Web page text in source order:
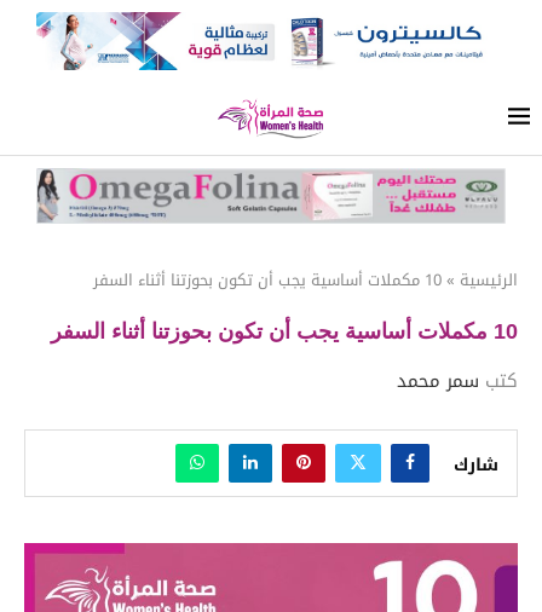
الرئيسية »10 مكملات أساسية يجب أن تكون بحوزتنا أثناء السفر
10 مكملات أساسية يجب أن تكون بحوزتنا أثناء السفر
كتب سمر محمد
شارك